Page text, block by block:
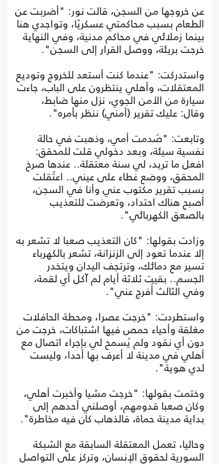
عن خروجها من السجن، قالت نور: "أضربت عن
الطعام بسبب محاكمتي عسكريًا، وتواجدي هنا
بينما زملائي في محاكم مدنية، وفي النهاية
خرجت بريئة، ووصل القرار إلى السجن".
واستدركت: "عندما كنت أستعد للخروج وتوديع
المعتقلات، وأهلي ينتظرون على الباب، جاءت
سيارة من الأمن الجوي، نزل منها ضابط،
وقال: عليك تقرير (أمني) ننظر بأمره".
وتابعت: "صُدمت أمي، وذهبت في حالة
نفسية سيئة، وبعد دخولي قلت للمحقق:
افعل ما تريد، لي سنة معتقلة.. عندها صرخ
المحقق، ووضع غطاء على عيني.. اعتُقلت
بسبب تقرير مكتوب عني وأنا في السجن،
أصبح هناك احتداد، وتعرضت للتعذيب
بالصعق الكهربائي".
وزادت بقولها: "كان التعذيب صعبا لا تشعر به
إلا عندما تعود إلى الزنزانة، تشعر بالكهرباء
تسير مع دمائك، وترتجف اليدان ويتخدر
الجسم.. بقيت ثلاثة أيام لم آكل أي لقمة،
وفي الثالث أُفرج عني".
واستطردت: "خرجت عصرا، ومحطة الحافلات
مغلقة وأحياء حمص فيها اشتباكات، خرجت من
دون أي نقود ولم يُسمح لي بإجراء اتصال مع
أهلي في مدينة لا أعرف بها أحدا، وليست
لدي هوية".
وختمت بقولها: "خرجت مشيا وأخبرت أهلي،
وكان صعبا قدومهم، أوصلني أحدهم إلى
بداية مدينة حماة، فالذهاب كان فيه مخاطرة".
وحاليا، تعمل المعتقلة السابقة مع الشبكة
السورية لحقوق الإنسان، وتركز على التواصل